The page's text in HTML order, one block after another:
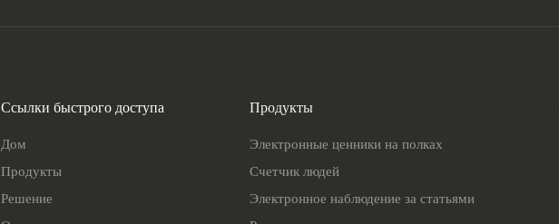
Ссылки быстрого доступа
Дом
Продукты
Решение
Продукты
Электронные ценники на полках
Счетчик людей
Электронное наблюдение за статьями